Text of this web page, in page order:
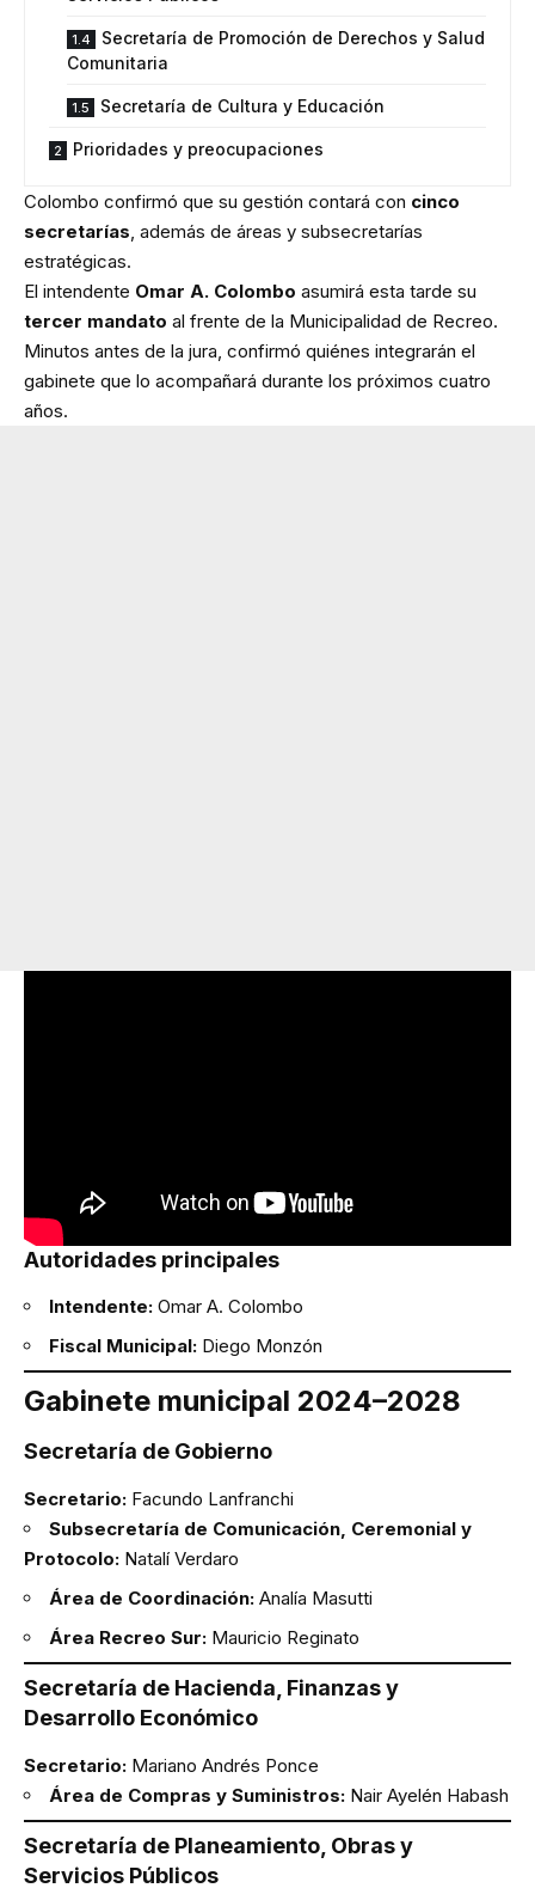
Secretaría de Promoción de Derechos y Salud
Comunitaria
Secretaría de Cultura y Educación
Prioridades y preocupaciones
Colombo confirmó que su gestión contará con cinco
secretarías , además de áreas y subsecretarías
estratégicas.
El intendente Omar A. Colombo asumirá esta tarde su
tercer mandato al frente de la Municipalidad de Recreo.
Minutos antes de la jura, confirmó quiénes integrarán el
gabinete que lo acompañará durante los próximos cuatro
años.
Autoridades principales
Intendente: Omar A. Colombo
Fiscal Municipal: Diego Monzón
Gabinete municipal 2024–2028
Secretaría de Gobierno
Secretario: Facundo Lanfranchi
Subsecretaría de Comunicación, Ceremonial y
Protocolo: Natalí Verdaro
Área de Coordinación: Analía Masutti
Área Recreo Sur: Mauricio Reginato
Secretaría de Hacienda, Finanzas y
Desarrollo Económico
Secretario: Mariano Andrés Ponce
Área de Compras y Suministros: Nair Ayelén Habash
Secretaría de Planeamiento, Obras y
Servicios Públicos